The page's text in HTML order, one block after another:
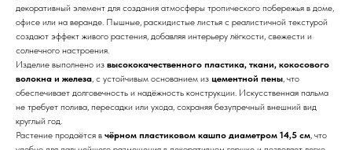
декоративный элемент для создания атмосферы тропического побережья в доме,
офисе или на веранде. Пышные, раскидистые листья с реалистичной текстурой
создают эффект живого растения, добавляя интерьеру лёгкости, свежести и
солнечного настроения.
Изделие выполнено из высококачественного пластика, ткани, кокосового
волокна и железа, с устойчивым основанием из цементной пены, что
обеспечивает долговечность и надёжность конструкции. Искусственная пальма
не требует полива, пересадки или ухода, сохраняя безупречный внешний вид
круглый год.
Растение продаётся в чёрном пластиковом кашпо диаметром 14,5 см, что